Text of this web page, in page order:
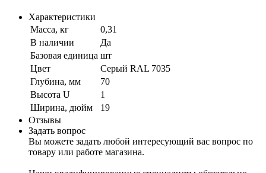
Характеристики
Масса, кг
0,31
В наличии
Да
Базовая единица шт
Цвет
Серый RAL 7035
Глубина, мм
70
Высота U
1
Ширина, дюйм
19
Отзывы
Задать вопрос
Вы можете задать любой интересующий вас вопрос по
товару или работе магазина.